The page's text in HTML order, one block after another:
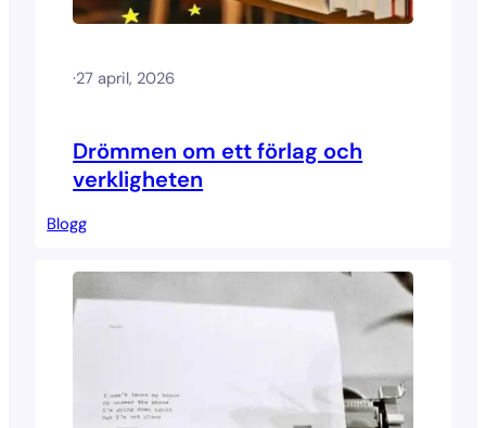
·27 april, 2026
Drömmen om ett förlag och
verkligheten
Blogg